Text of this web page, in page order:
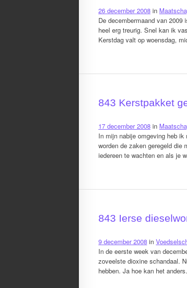
26 december 2008 in
De decembermaand van
heel erg treurig. Snel kan ik
Kerstdag valt op woensdag,
843 Kerstpakket
17 december 2008 in
In mijn nabije omgeving heb
worden de zaken geregeld
iedereen te wachten en als je
843 Ierse
9 december 2008 in
In de eerste week van
zoveelste dioxine schandaal.
hebben. Ja hoe kan het